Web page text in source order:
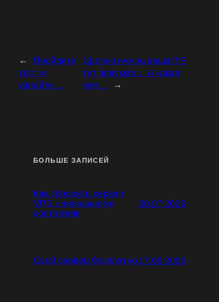
←
Пройдите
тест и
узнайте…
Срочно нужна ваша!!! Я
тут подумал… А какая
муз…
→
БОЛЬШЕ ЗАПИСЕЙ
Как сбросить сервер
VPS к начальному
состоянию
20.07.2026
Свой сервер бесплатно17.06.2026